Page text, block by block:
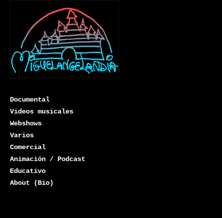
Miguelangelandia
Documental
Videos musicales
Webshows
Varios
Comercial
Animación / Podcast
Educativo
About (Bio)